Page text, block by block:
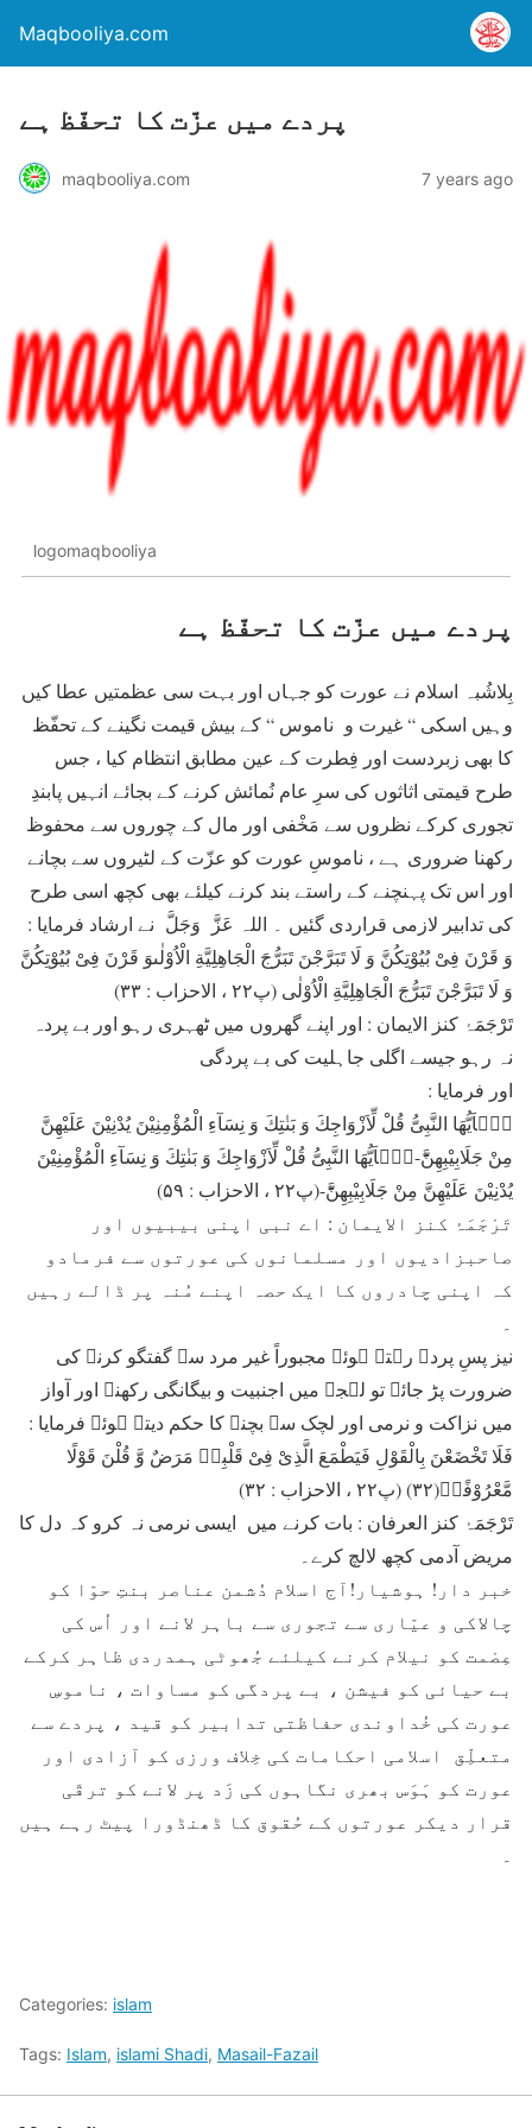
Maqbooliya.com
پردے میں عزّت کا تحفّظ ہے
maqbooliya.com 7 years ago
logomaqbooliya
پردے میں عزّت کا تحفّظ ہے
بِلاشُبہ اسلام نے عورت کو جہاں اور بہت سی عظمتیں عطا کیں
وہیں اسکی “ غیرت و ناموس “ کے بیش قیمت نگینے کے تحفّظ
کا بھی زبردست اور فِطرت کے عین مطابق انتظام کیا ، جس
طرح قیمتی اثاثوں کی سرِ عام نُمائش کرنے کے بجائے انہیں پابندِ
تجوری کرکے نظروں سے مَخْفی اور مال کے چوروں سے محفوظ
رکھنا ضروری ہے ، ناموسِ عورت کو عزّت کے لٹیروں سے بچانے
اور اس تک پہنچنے کے راستے بند کرنے کیلئے بھی کچھ اسی طرح
کی تدابیر لازمی قراردی گئیں ۔ اللہ عَزَّ وَجَلَّ نے ارشاد فرمایا :
وَ قَرْنَ فِیْ بُیُوْتِكُنَّ وَ لَا تَبَرَّجْنَ تَبَرُّجَ الْجَاهِلِیَّةِ الْاُوْلٰىوَ قَرْنَ فِیْ بُیُوْتِكُنَّ
وَ لَا تَبَرَّجْنَ تَبَرُّجَ الْجَاهِلِیَّةِ الْاُوْلٰى (پ۲۲ ، الاحزاب : ۳۳)
تَرْجَمَۂ کنز الایمان : اور اپنے گھروں میں ٹھہری رہو اور بے پردہ
نہ رہو جیسے اگلی جاہلیت کی بے پردگی
اور فرمایا :
یٰۤاَیُّهَا النَّبِیُّ قُلْ لِّاَزْوَاجِكَ وَ بَنٰتِكَ وَ نِسَآءِ الْمُؤْمِنِیْنَ یُدْنِیْنَ عَلَیْهِنَّ
مِنْ جَلَابِیْبِهِنَّؕ-یٰۤاَیُّهَا النَّبِیُّ قُلْ لِّاَزْوَاجِكَ وَ بَنٰتِكَ وَ نِسَآءِ الْمُؤْمِنِیْنَ
یُدْنِیْنَ عَلَیْهِنَّ مِنْ جَلَابِیْبِهِنَّؕ-(پ۲۲ ، الاحزاب : ۵۹)
تَرْجَمَۂ کنز الایمان : اے نبی اپنی بیبیوں اور
صاحبزادیوں اور مسلمانوں کی عورتوں سے فرمادو
کہ اپنی چادروں کا ایک حصہ اپنے مُنہ پر ڈالے رہیں
نیز پسِ پردہ رہتے ہوئے مجبوراً غیر مرد سے گفتگو کرنے کی
ضرورت پڑ جائے تو لہجے میں اجنبیت و بیگانگی رکھنے اور آواز
میں نزاکت و نرمی اور لچک سے بچنے کا حکم دیتے ہوئے فرمایا :
فَلَا تَخْضَعْنَ بِالْقَوْلِ فَیَطْمَعَ الَّذِیْ فِیْ قَلْبِهٖ مَرَضٌ وَّ قُلْنَ قَوْلًا
مَّعْرُوْفًاۚ(۳۲) (پ۲۲ ، الاحزاب : ۳۲)
تَرْجَمَۂ کنز العرفان : بات کرنے میں ایسی نرمی نہ کرو کہ دل کا
مریض آدمی کچھ لالچ کرے۔
خبر دار! ہوشیار!آج اسلام دُشمن عناصر بنتِ حوّا کو
چالاکی و عیّاری سے تجوری سے باہر لانے اور اُس کی
عِصْمت کو نیلام کرنے کیلئے جُھوٹی ہمدردی ظاہر کرکے
بے حیائی کو فیشن ، بے پردگی کو مساوات ، ناموسِ
عورت کی خُداوندی حفاظتی تدابیر کو قید ، پردے سے
متعلِّق اسلامی احکامات کی خِلاف ورزی کو آزادی اور
عورت کو ہَوَس بھری نگاہوں کی زَد پر لانے کو ترقّی
قرار دیکر عورتوں کے حُقوق کا ڈھنڈورا پیٹ رہے ہیں
Categories: islam
Tags: Islam, islami Shadi, Masail-Fazail